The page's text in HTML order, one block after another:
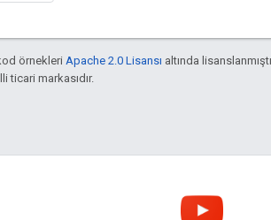
örnekleri Apache 2.0 Lisansı altında
ticari markasıdır.